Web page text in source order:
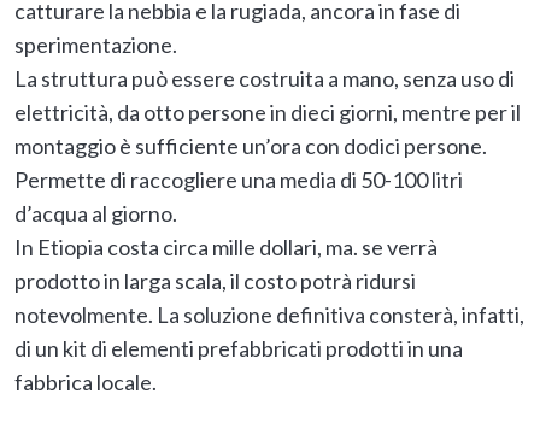
catturare la nebbia e la rugiada, ancora in fase di
sperimentazione.
La struttura può essere costruita a mano, senza uso di
elettricità, da otto persone in dieci giorni, mentre per il
montaggio è sufficiente un’ora con dodici persone.
Permette di raccogliere una media di 50-100 litri
d’acqua al giorno.
In Etiopia costa circa mille dollari, ma. se verrà
prodotto in larga scala, il costo potrà ridursi
notevolmente. La soluzione definitiva consterà, infatti,
di un kit di elementi prefabbricati prodotti in una
fabbrica locale.